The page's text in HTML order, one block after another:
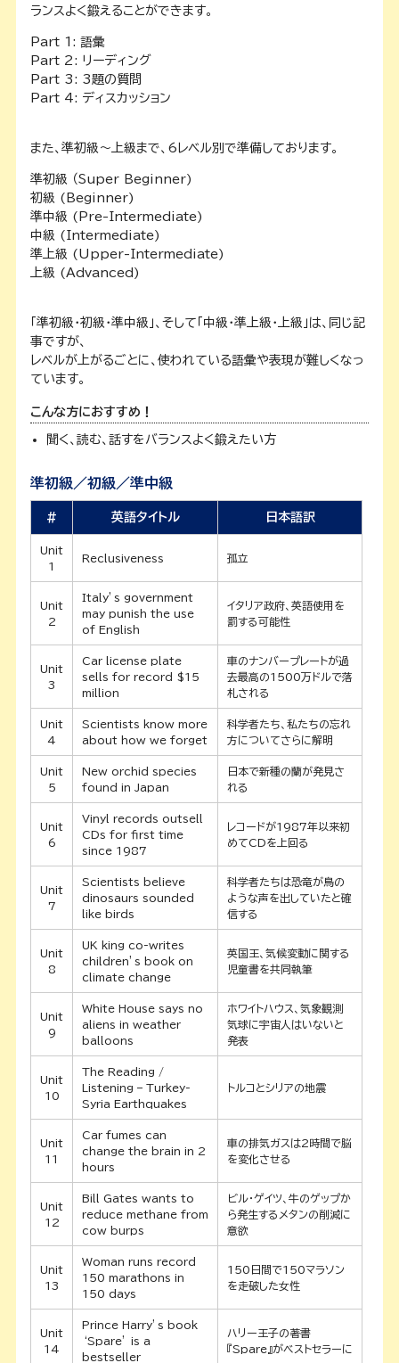
ランスよく鍛えることができます。
Part 1: 語彙
Part 2: リーディング
Part 3: 3題の質問
Part 4: ディスカッション
また、準初級～上級まで、6レベル別で準備しております。
準初級 （Super Beginner)
初級 (Beginner)
準中級 (Pre-Intermediate)
中級 (Intermediate)
準上級 (Upper-Intermediate)
上級 (Advanced)
「準初級・初級・準中級」、そして「中級・準上級・上級」は、同じ記
事ですが、
レベルが上がるごとに、使われている語彙や表現が難しくなっ
ています。
こんな方におすすめ！
聞く、読む、話すをバランスよく鍛えたい方
準初級／初級／準中級
# 英語タイトル 日本語訳
Unit
1
Reclusiveness 孤立
Unit
2
Italy’s government
may punish the use
of English
イタリア政府、英語使用を
罰する可能性
Unit
3
Car license plate
sells for record $15
million
車のナンバープレートが過
去最高の1500万ドルで落
札される
Unit
4
Scientists know more
about how we forget
科学者たち、私たちの忘れ
方についてさらに解明
Unit
5
New orchid species
found in Japan
日本で新種の蘭が発見さ
れる
Unit
6
Vinyl records outsell
CDs for first time
since 1987
レコードが1987年以来初
めてCDを上回る
Unit
7
Scientists believe
dinosaurs sounded
like birds
科学者たちは恐竜が鳥の
ような声を出していたと確
信する
Unit
8
UK king co-writes
children’s book on
climate change
英国王、気候変動に関する
児童書を共同執筆
Unit
9
White House says no
aliens in weather
balloons
ホワイトハウス、気象観測
気球に宇宙人はいないと
発表
Unit
10
The Reading /
Listening – Turkey-
Syria Earthquakes
トルコとシリアの地震
Unit
11
Car fumes can
change the brain in 2
hours
車の排気ガスは2時間で脳
を変化させる
Unit
12
Bill Gates wants to
reduce methane from
cow burps
ビル・ゲイツ、牛のゲップか
ら発生するメタンの削減に
意欲
Unit
13
Woman runs record
150 marathons in
150 days
150日間で150マラソン
を走破した女性
Unit
14
Prince Harry’s book
‘Spare’ is a
bestseller
ハリー王子の著書
『Spare』がベストセラーに